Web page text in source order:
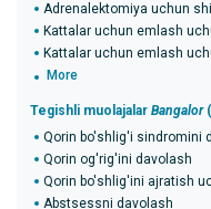
Adrenalektomiya uchun
Kattalar uchun emlash
Kattalar uchun emlash
More
Tegishli muolajalar Bangalor
Qorin bo'shlig'i sindromini
Qorin og'rig'ini davolash
Qorin bo'shlig'ini ajratish
Abstsessni davolash